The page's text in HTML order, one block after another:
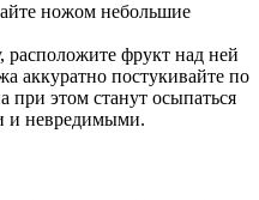
ножом небольшие
фрукт над ней
аккуратно постукивайте по
при этом станут осыпаться
и невредимыми.